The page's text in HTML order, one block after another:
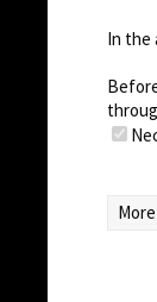
In the